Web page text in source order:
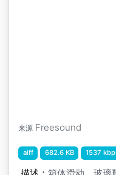
来源 Freesound
aiff 682.6 KB 1537